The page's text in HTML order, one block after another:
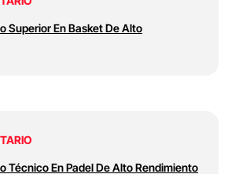
Superior En Basket De Alto
Técnico En Padel De Alto Rendimiento